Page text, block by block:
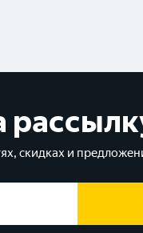
скидках и